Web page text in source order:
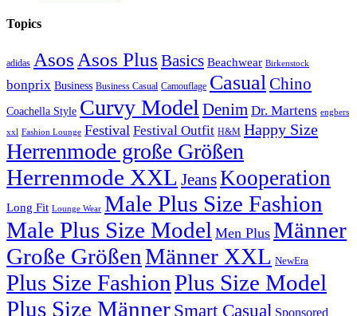
Topics
adidas Asos Asos Plus Basics Beachwear Birkenstock
bonprix Business Business Casual Camouflage CasualChino
Coachella Style Curvy Model Denim Dr. Martens engbers
xxl Fashion Lounge Festival Festival Outfit H&M Happy Size
Herrenmode große Größen
Herrenmode XXL JeansKooperation
Long Fit Lounge Wear Male Plus Size Fashion
Male Plus Size Model Men Plus Männer
Große GrößenMänner XXL NewEra
Plus Size FashionPlus Size Model
Plus Size MännerSmart Casual Sponsored